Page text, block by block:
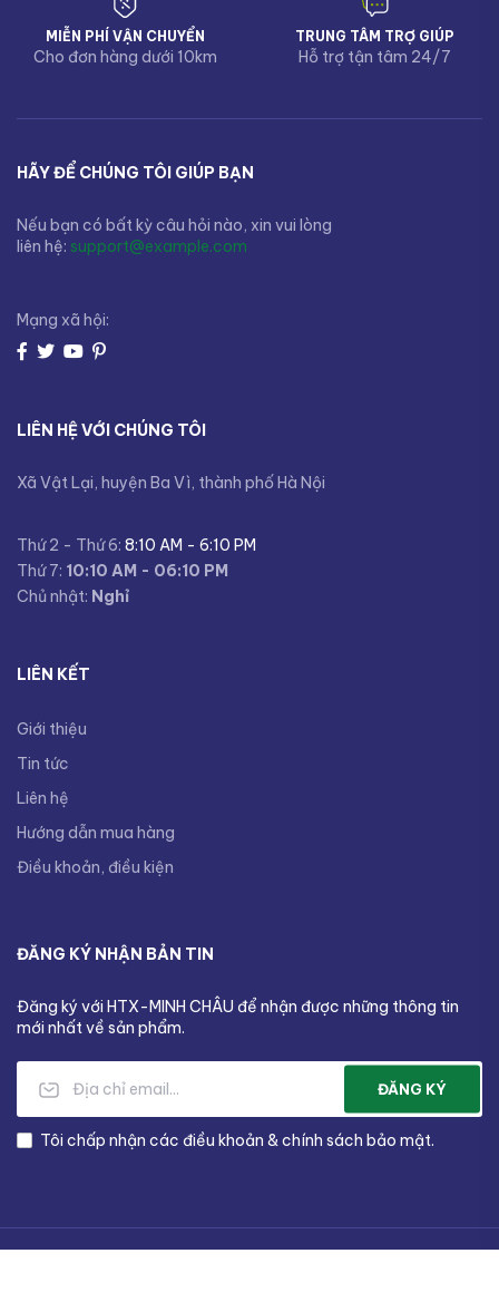
MIỄN PHÍ VẬN CHUYỂN
Cho đơn hàng dưới 10km
TRUNG TÂM TRỢ GIÚP
Hỗ trợ tận tâm 24/7
HÃY ĐỂ CHÚNG TÔI GIÚP BẠN
Nếu bạn có bất kỳ câu hỏi nào, xin vui lòng
liên hệ: support@example.com
Mạng xã hội:
LIÊN HỆ VỚI CHÚNG TÔI
Xã Vật Lại, huyện Ba Vì, thành phố Hà Nội
Thứ 2 - Thứ 6: 8:10 AM - 6:10 PM
Thứ 7: 10:10 AM - 06:10 PM
Chủ nhật: Nghỉ
LIÊN KẾT
Giới thiệu
Tin tức
Liên hệ
Hướng dẫn mua hàng
Điều khoản, điều kiện
ĐĂNG KÝ NHẬN BẢN TIN
Đăng ký với HTX-MINH CHÂU để nhận được những thông tin
mới nhất về sản phẩm.
ĐĂNG KÝ
Tôi chấp nhận các điều khoản & chính sách bảo mật.